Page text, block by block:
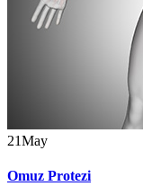
21May
Omuz Protezi